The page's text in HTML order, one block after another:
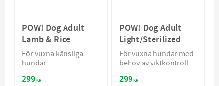
POW! Dog Adult
Lamb & Rice
För vuxna känsliga
hundar
299KR
POW! Dog Adult
Light/Sterilized
För vuxna hundar med
behov av viktkontroll
299KR